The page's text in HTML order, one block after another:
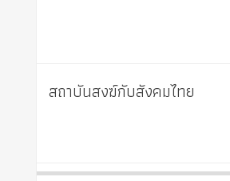
สถาบันสงฆ์กับสังคมไทย